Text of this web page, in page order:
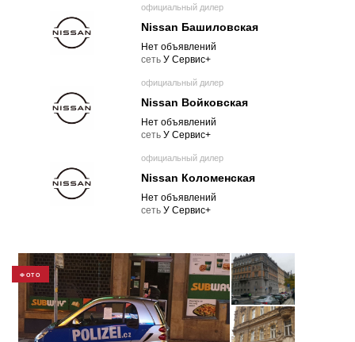
официальный дилер
Nissan Башиловская
Нет объявлений
cеть У Сервис+
официальный дилер
Nissan Войковская
Нет объявлений
cеть У Сервис+
официальный дилер
Nissan Коломенская
Нет объявлений
cеть У Сервис+
ФОТО